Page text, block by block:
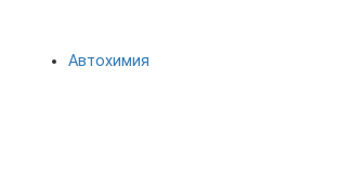
Автохимия